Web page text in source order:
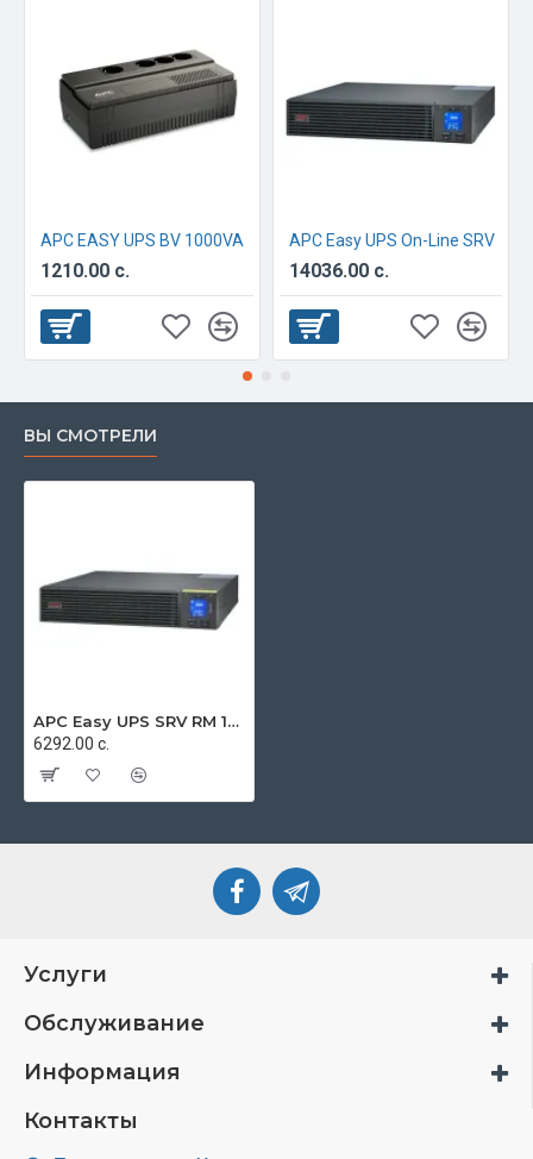
APC EASY UPS BV 1000VA
1210.00 с.
APC Easy UPS On-Line SRV
14036.00 с.
ВЫ СМОТРЕЛИ
APC Easy UPS SRV RM 1000VA 230V
6292.00 с.
Услуги
Обслуживание
Информация
Контакты